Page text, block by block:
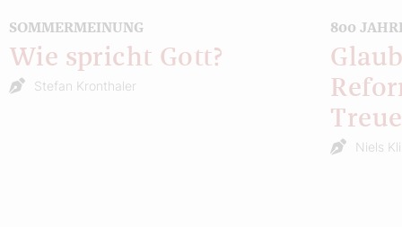
SOMMERMEINUNG
Wie spricht Gott?
Stefan Kronthaler
800
Treue
Niels